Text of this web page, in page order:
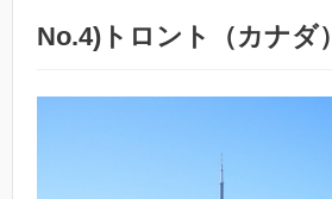
No.4)トロント（カナダ）